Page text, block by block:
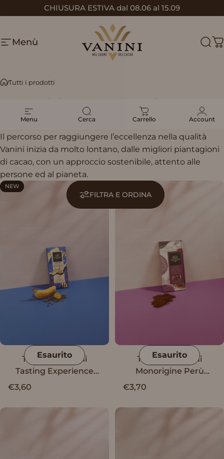
Vai direttamente ai contenuti
CHIUSURA ESTIVA dal 08.06 al 15.09
Metti in pausa presentazione
Menù Vanini
Menu Cerca Carrello Account
Tutti i prodotti
Tutti i prodotti
Il percorso per raggiungere l’eccellenza nella qualità
Vanini inizia da molto lontano, dalle migliori piantagioni
di cacao, con un approccio sostenibile, attento alle
persone ed al pianeta.
FILTRA E ORDINA
NEW
Esaurito
Tavoletta Vanini
Tasting Experience
Double Banana Split
€3,60
Esaurito
Tavoletta Vanini
Monorigine Perù
Fondente 82% con
€3,70